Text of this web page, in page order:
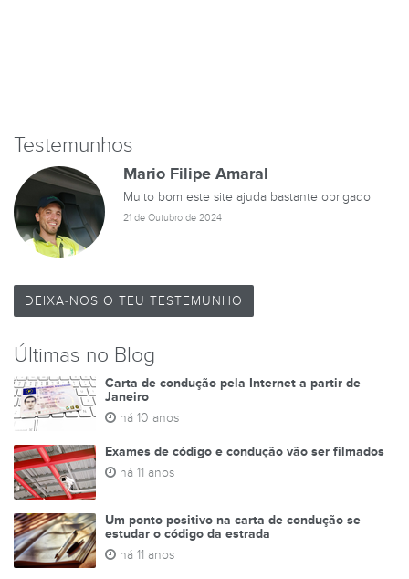
Testemunhos
Mario Filipe Amaral
Muito bom este site ajuda bastante obrigado
21 de Outubro de 2024
DEIXA-NOS O TEU TESTEMUNHO
Últimas no Blog
Carta de condução pela Internet a partir de
Janeiro
há 10 anos
Exames de código e condução vão ser filmados
há 11 anos
Um ponto positivo na carta de condução se
estudar o código da estrada
há 11 anos